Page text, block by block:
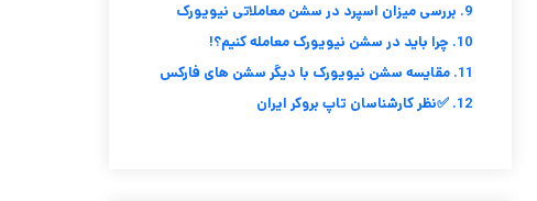
9. بررسی میزان اسپرد در سشن معاملاتی نیویورک
10. چرا باید در سشن نیویورک معامله کنیم؟!
11. مقایسه سشن نیویورک با دیگر سشن های فارکس
12. ✅نظر کارشناسان تاپ بروکر ایران